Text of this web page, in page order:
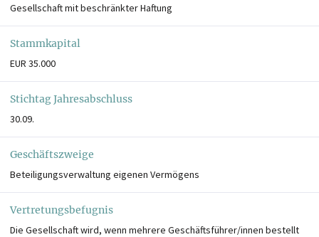
Gesellschaft mit beschränkter Haftung
Stammkapital
EUR 35.000
Stichtag Jahresabschluss
30.09.
Geschäftszweige
Beteiligungsverwaltung eigenen Vermögens
Vertretungsbefugnis
Die Gesellschaft wird, wenn mehrere Geschäftsführer/innen bestellt